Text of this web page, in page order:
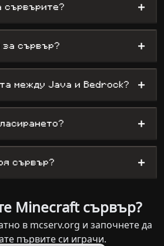
сървърите? +
за сървър? +
между Java и Bedrock? +
+
сървър? +
Minecraft сървър?
в mcserv.org и започнете да
първите си играчи.